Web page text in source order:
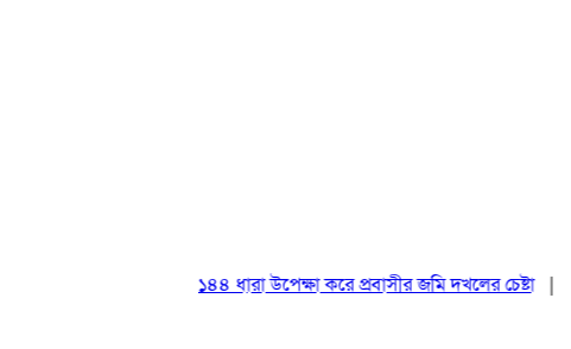
১৪৪ ধারা উপেক্ষা করে প্রবাসীর জমি দখলের চেষ্টা|২০